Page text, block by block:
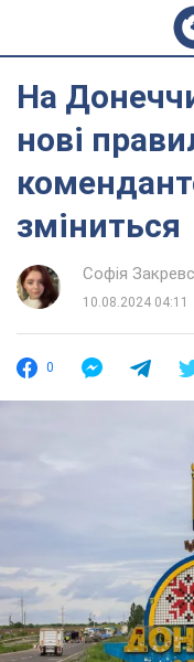
На
нові
зміниться
Софія
10.08.2024 04:11
0